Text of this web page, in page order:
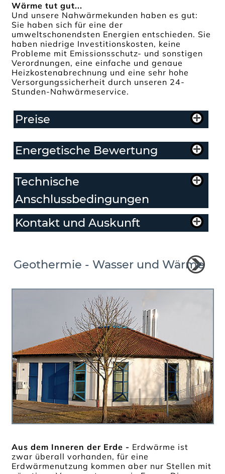
Wärme tut gut...
Und unsere Nahwärmekunden haben es gut:
Sie haben sich für eine der
umweltschonendsten Energien entschieden. Sie
haben niedrige Investitionskosten, keine
Probleme mit Emissionsschutz- und sonstigen
Verordnungen, eine einfache und genaue
Heizkostenabrechnung und eine sehr hohe
Versorgungssicherheit durch unseren 24-
Stunden-Nahwärmeservice.
Preise
Energetische Bewertung
Technische
Anschlussbedingungen
Kontakt und Auskunft
Geothermie - Wasser und Wärme
Aus dem Inneren der Erde - Erdwärme ist
zwar überall vorhanden, für eine
Erdwärmenutzung kommen aber nur Stellen mit